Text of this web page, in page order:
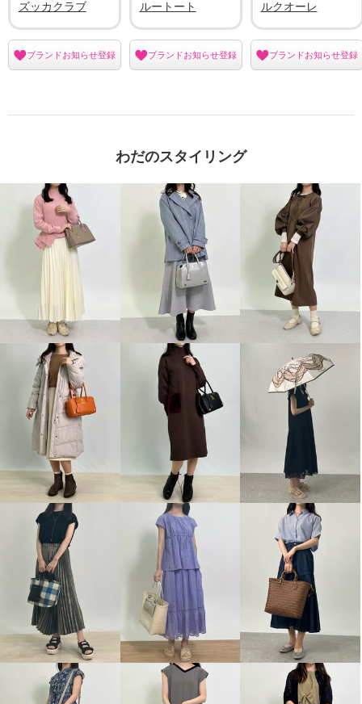
ズッカクラブ
ブランドお知らせ登録
ルートート
ブランドお知らせ登録
ルクオーレ
ブランドお知らせ登録
わだのスタイリング